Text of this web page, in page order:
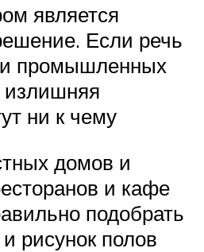
является
Если речь
промышленных
излишняя
ни к чему
домов и
и кафе
подобрать
рисунок полов